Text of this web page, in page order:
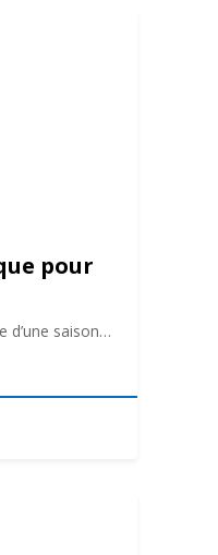
pour
d’une saison…